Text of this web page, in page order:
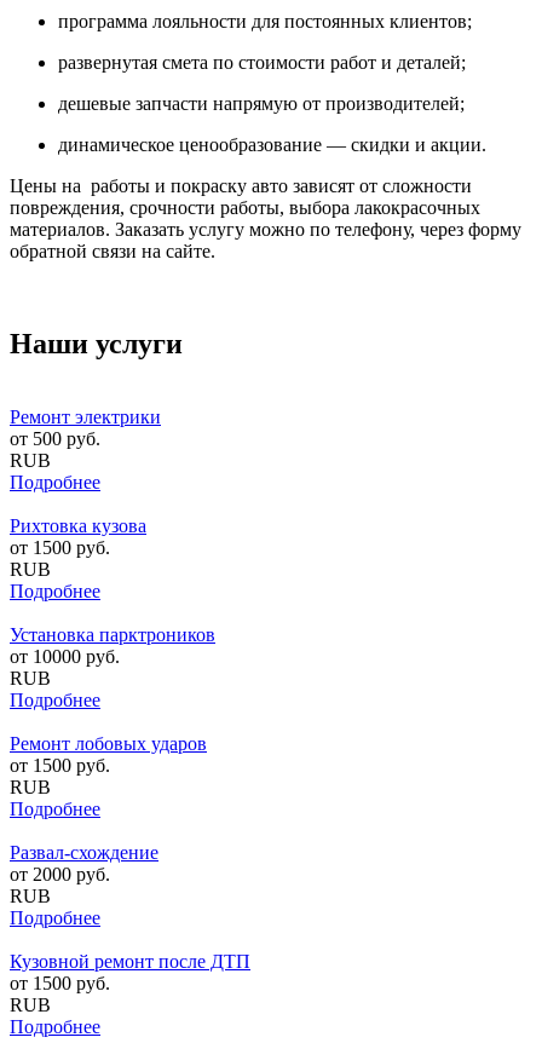
программа лояльности для постоянных клиентов;
развернутая смета по стоимости работ и деталей;
дешевые запчасти напрямую от производителей;
динамическое ценообразование — скидки и акции.
Цены на работы и покраску авто зависят от сложности
повреждения, срочности работы, выбора лакокрасочных
материалов. Заказать услугу можно по телефону, через форму
обратной связи на сайте.
Наши услуги
Ремонт электрики
от 500 руб.
RUB
Подробнее
Рихтовка кузова
от 1500 руб.
RUB
Подробнее
Установка парктроников
от 10000 руб.
RUB
Подробнее
Ремонт лобовых ударов
от 1500 руб.
RUB
Подробнее
Развал-схождение
от 2000 руб.
RUB
Подробнее
Кузовной ремонт после ДТП
от 1500 руб.
RUB
Подробнее